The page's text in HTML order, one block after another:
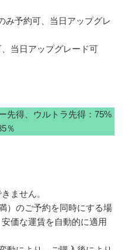
み予約可、当日アップグレ
当日アップグレード可
先得、ウルトラ先得：75%
％
ません。
）のご予約を同時にする場
価な運賃を自動的に適用